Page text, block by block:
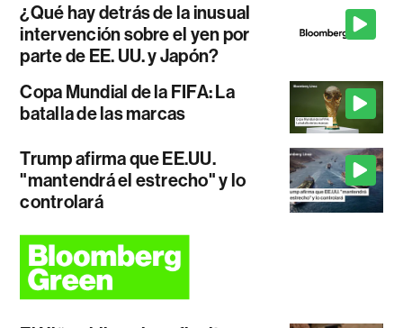
¿Qué hay detrás de la inusual
intervención sobre el yen por
parte de EE. UU. y Japón?
Copa Mundial de la FIFA: La
batalla de las marcas
Trump afirma que EE.UU.
"mantendrá el estrecho" y lo
controlará